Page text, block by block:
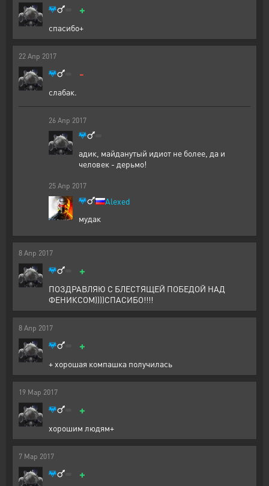
+
спасибо+
22 Апр 2017
-
слабак.
26 Апр 2017
адик, майданутый идиот не более, да и
человек - дерьмо!
25 Апр 2017
Alexed
мудак
8 Апр 2017
+
ПОЗДРАВЛЯЮ С БЛЕСТЯЩЕЙ ПОБЕДОЙ НАД
ФЕНИКСОМ))))СПАСИБО!!!!
8 Апр 2017
+
+ хорошая компашка получилась
19 Мар 2017
+
хорошим людям+
7 Мар 2017
+